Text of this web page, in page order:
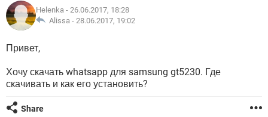
WINDOWS 10
ВИДЕО
YANDEX
FACEBOOK
YANDEX
TIKTOK
WHATSAPP
FACEBOOK
ВКОНТАКТЕ
ВИДЕО GOOGLE
YANDEX
ЭНЦИКЛОПЕДИЯ
FACEBOOK ИГРЫ
Helenka - 26.06.2017, 18:28
Alissa - 28.06.2017, 19:02
Привет,
Хочу скачать whatsapp для samsung gt5230. Где
скачивать и как его установить?
Share